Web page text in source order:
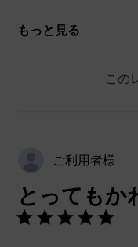
もっと見る
この
ご利用者様
とってもか